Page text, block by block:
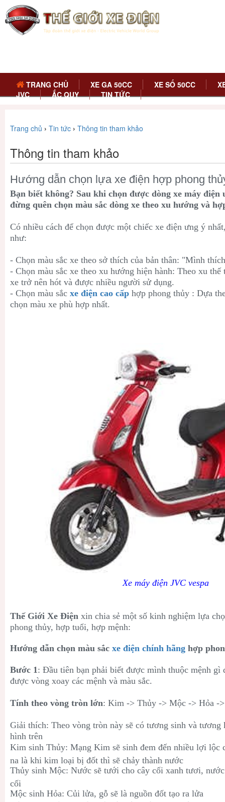
TRANG CHỦ XE GA 50CC XE SỐ 50CC
JVC
ẮC QUY TIN TỨC
Trang chủ › Tin tức › Thông tin tham khảo
Thông tin tham khảo
Hướng dẫn chọn lựa xe điện hợp phong
Bạn biết không? Sau khi chọn được dòng xe máy điện
đừng quên chọn màu sắc dòng xe theo xu hướng và
Có nhiều cách để chọn được một chiếc xe điện ưng ý
như:
- Chọn màu sắc xe theo sở thích của bản thân: "Mình
- Chọn màu sắc xe theo xu hướng hiện hành: Theo xu
xe trở nên hót và được nhiều người sử dụng.
- Chọn màu sắc xe điện cao cấp hợp phong thủy : Dựa
chọn màu xe phù hợp nhất.
Xe máy điện JVC vespa
Thế Giới Xe Điện xin chia sẻ một số kinh nghiệm lựa
phong thủy, hợp tuổi, hợp mệnh:
Hướng dẫn chọn màu sắc xe điện chính hãng hợp
Bước 1: Đầu tiên bạn phải biết được mình thuộc mệnh gì
được vòng xoay các mệnh và màu sắc.
Tính theo vòng tròn lớn: Kim -> Thủy -> Mộc -> Hỏa -
Giải thích: Theo vòng tròn này sẽ có tương sinh và tương
hình trên
Kim sinh Thủy: Mạng Kim sẽ sinh đem đến nhiều lợi lộc
na là khi kim loại bị đốt thì sẽ chảy thành nước
Thủy sinh Mộc: Nước sẽ tưới cho cây cối xanh tươi,
cối
Mộc sinh Hỏa: Củi lửa, gỗ sẽ là nguồn đốt tạo ra lửa